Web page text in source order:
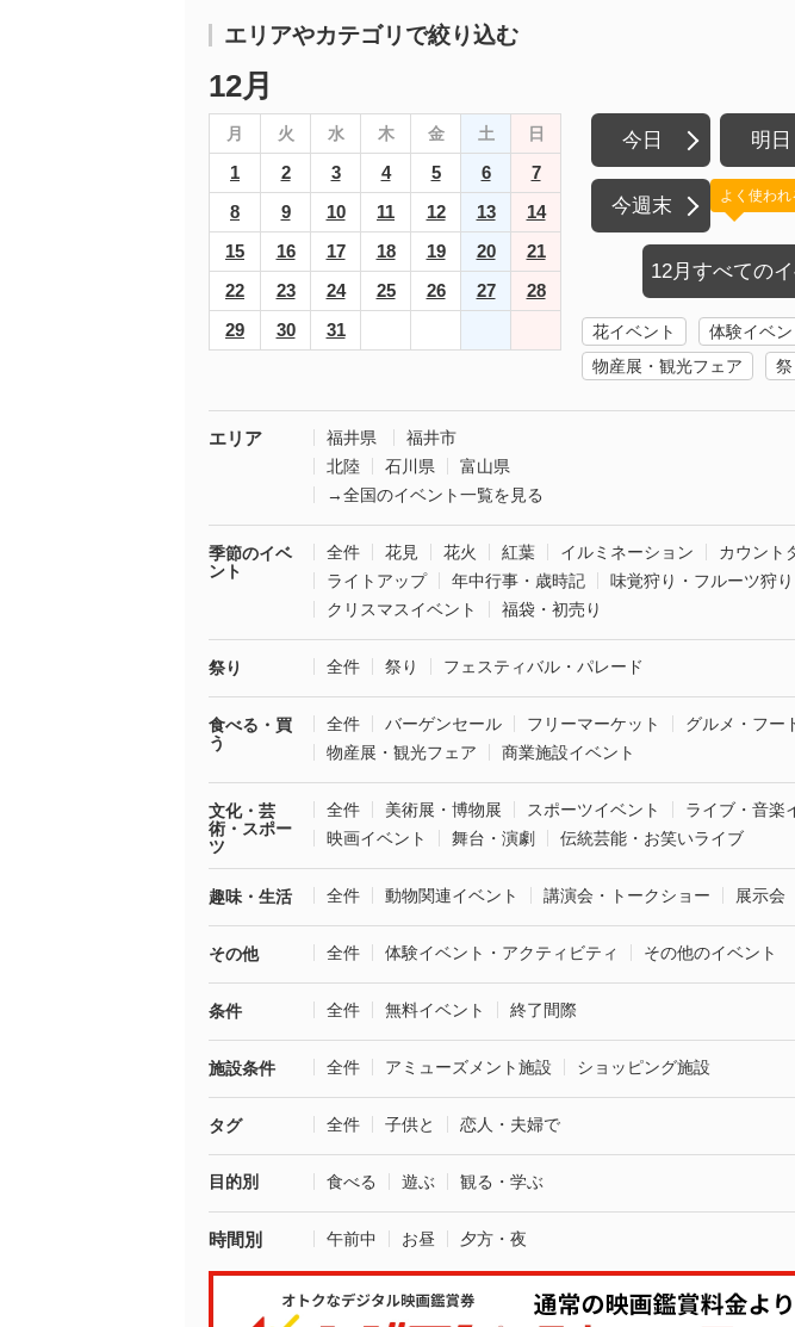
エリアやカテゴリで絞り込む
12月
月 火 水 木 金 土 日
1 2 3 4 5 6
7
8
9 10 11 12 13
14
15
16 17 18 19 20
21
22
23 24 25 26 27
28
29
30 31
今日 明日
今週末
12月すべての
よく使わ
花イベント
体験イベン
物産展・観光フェア
祭
エリア 福井県
福井市
北陸
石川県
富山県
→全国のイベント一覧を見る
季節のイベ
ント
全件 花見 花火 紅葉 イルミネーション カウント
ライトアップ
年中行事・歳時記
味覚狩り・フルーツ狩り
クリスマスイベント
福袋・初売り
祭り 全件 祭り フェスティバル・パレード
食べる・買
う
全件 バーゲンセール フリーマーケット
グルメ・フー
物産展・観光フェア
商業施設イベント
文化・芸
術・スポー
ツ
全件 美術展・博物展 スポーツイベント
ライブ・音楽
映画イベント
舞台・演劇 伝統芸能・お笑いライブ
趣味・生活 全件 動物関連イベント 講演会・トークショー 展示会
その他 全件 体験イベント・アクティビティ その他のイベント
条件 全件 無料イベント 終了間際
施設条件 全件 アミューズメント施設 ショッピング施設
タグ 全件 子供と 恋人・夫婦で
目的別 食べる 遊ぶ 観る・学ぶ
時間別 午前中 お昼 夕方・夜